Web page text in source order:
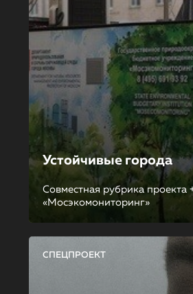
Устойчивые города
Совместная рубрика проекта
«Мосэкомониторинг»
СПЕЦПРОЕКТ